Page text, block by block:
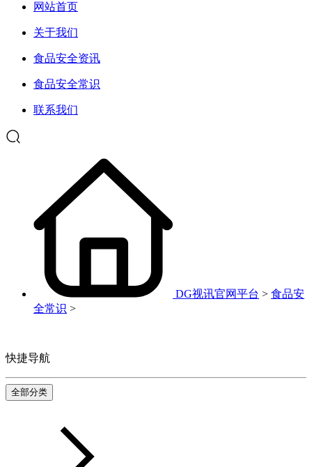
网站首页
关于我们
食品安全资讯
食品安全常识
联系我们
DG视讯官网平台 > 食品安
全常识 >
快捷导航
全部分类